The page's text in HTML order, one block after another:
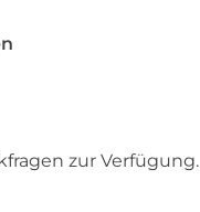
zur Verfügung.